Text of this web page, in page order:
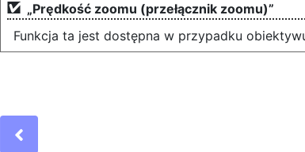
„Prędkość zoomu (przełącznik zoomu)”
Funkcja ta jest dostępna w przypadku